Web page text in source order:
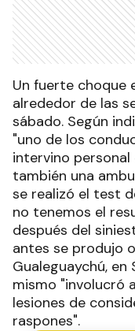
Un fuerte choque
alrededor de las
sábado. Según
"uno de los
intervino
también una
se realizó el test
no tenemos el
después del
antes se produjo
Gualeguaychú, en
mismo "involucró
lesiones de
raspones".